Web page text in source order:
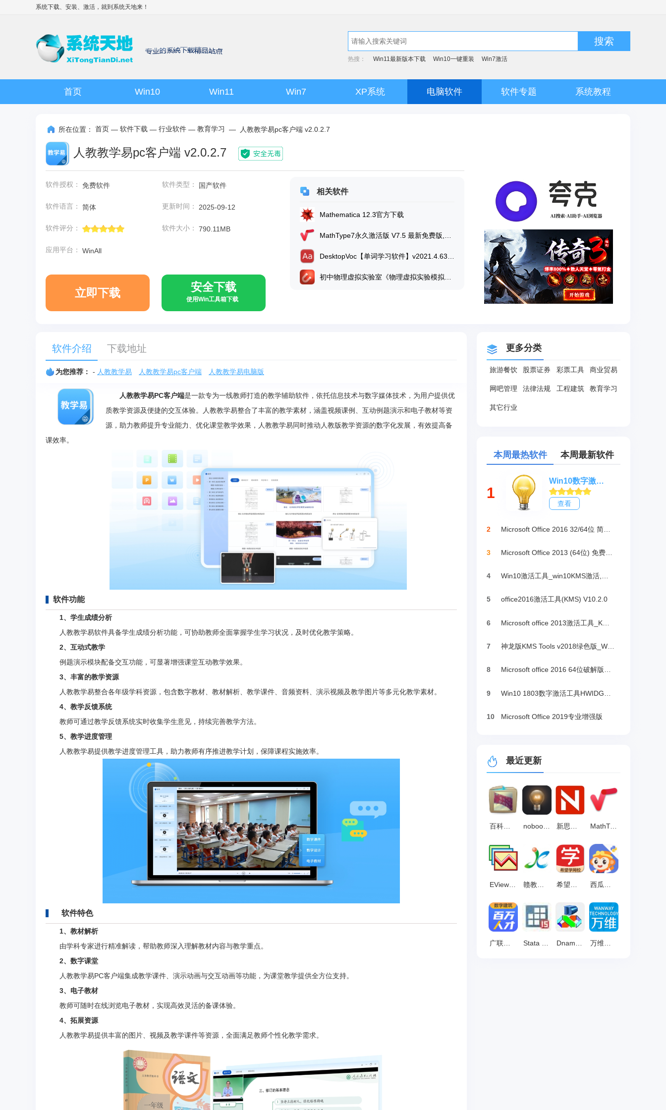
系统下载、安装、激活，就到 系统天地来！
搜索
热搜： Win11最新版本下载 Win10一键重装 Win7激活
首页 Win10 Win11 Win7 XP系统 电脑软件 软件专题 系统教程
所在位置： 首页 — 软件下载 — 行业软件 — 教育学习 — 人教教学易pc客户端 v2.0.2.7
人教教学易pc客户端 v2.0.2.7
软件授权： 免费软件 软件类型： 国产软件
软件语言： 简体 更新时间： 2025-09-12
软件评分： 软件大小： 790.11MB
应用平台： WinAll
立即下载 安全下载
使用Win工具箱下载
相关软件
Mathematica 12.3官方下载
MathType7永久激活版 V7.5 最新免费版,mathtype公式编辑器
DesktopVoc【单词学习软件】v2021.4.63 破解版
初中物理虚拟实验室《物理虚拟实验模拟软件》 v1.40完整破解版
软件介绍 下载地址
为您推荐： - 人教教学易 人教教学易pc客户端 人教教学易电脑版
人教教学易PC客户端是一款专为一线教师打造的教学辅助软件，依托信息技术与数字媒体技术，为用户提供优
质教学资源及便捷的交互体验。人教教学易整合了丰富的教学素材，涵盖视频课例、互动例题演示和电子教材等资
源，助力教师提升专业能力、优化课堂教学效果，人教教学易同时推动人教版教学资源的数字化发展，有效提高备
课效率。
软件功能
1、学生成绩分析
人教教学易软件具备学生成绩分析功能，可协助教师全面掌握学生学习状况，及时优化教学策略。
2、互动式教学
例题演示模块配备交互功能，可显著增强课堂互动教学效果。
3、丰富的教学资源
人教教学易整合各年级学科资源，包含数字教材、教材解析、教学课件、音频资料、演示视频及教学图片等多元化教学素材。
4、教学反馈系统
教师可通过教学反馈系统实时收集学生意见，持续完善教学方法。
5、教学进度管理
人教教学易提供教学进度管理工具，助力教师有序推进教学计划，保障课程实施效率。
软件特色
1、教材解析
由学科专家进行精准解读，帮助教师深入理解教材内容与教学重点。
2、数字课堂
人教教学易PC客户端集成教学课件、演示动画与交互动画等功能，为课堂教学提供全方位支持。
3、电子教材
教师可随时在线浏览电子教材，实现高效灵活的备课体验。
4、拓展资源
人教教学易提供丰富的图片、视频及教学课件等资源，全面满足教师个性化教学需求。
更多分类
旅游餐饮 股票证券 彩票工具 商业贸易
网吧管理 法律法规 工程建筑 教育学习
其它行业
本周最热软件 本周最新软件
1
Win10数字激活HWIDGen_最新win10激活工具
查看
2
3
4
5 office2016激活工具(KMS) V10.2.0
6
7
8 Microsoft office 2016 64位破解版下载
9
10 Microsoft Office 2019专业增强版
最近更新
nobook虚拟实验室 官方版 v6.20.13 MathType公式编辑器 v7.4.2.480
万维全自动网络考试平台 官方版